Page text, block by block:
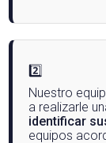
2️⃣
Nuestro
a realizarle
identificar
equipos